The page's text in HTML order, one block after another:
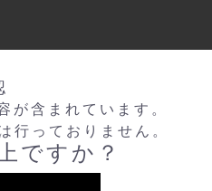
が含まれています。
行っておりません。
ですか？